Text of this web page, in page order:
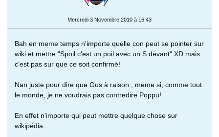
Mercredi 3 Novembre 2010 à 16:43
Bah en meme temps n'importe quelle con peut se pointer sur
wiki et mettre "Spoil c'est un poil avec un S devant" XD mais
c'est pas sur que ce soit confirmé!
Nan juste pour dire que Gus à raison , meme si, comme tout
le monde, je ne voudrais pas contredire Poppu!
En effet n'importe qui peut mettre quelque chose sur
wikipédia.